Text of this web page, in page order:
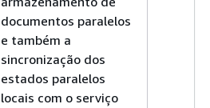
documentos paralelos
e também a
sincronização dos
estados paralelos
locais com o serviço